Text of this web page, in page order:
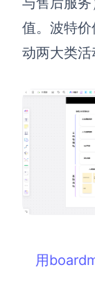
涂鸦画板
敏捷实践
查看所有场景
值。波特
动两大类活
用